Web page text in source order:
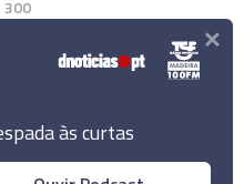
300
App
às curtas
×